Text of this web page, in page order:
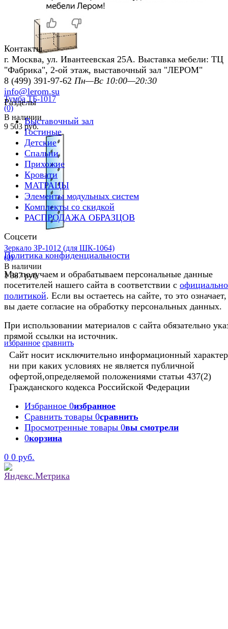
избранное сравнить
избранное сравнить
Тумба ТБ-1017
(0)
В наличии
9 503 руб.
избранное сравнить
Зеркало ЗР-1012 (для ШК-1064)
(0)
В наличии
1 387 руб.
Контакты
г. Москва, ул. Ивантеевская 25А. Выставка мебели: ТЦ
"Фабрика", 2-ой этаж, выставочный зал "ЛЕРОМ"
8 (499) 391-97-62 Пн—Вс 10:00—20:30
info@lerom.su
Разделы
Выставочный зал
Гостиные
Детские
Спальни
Прихожие
Кровати
МАТРАЦЫ
Элементы модульных систем
Комплекты со скидкой
РАСПРОДАЖА ОБРАЗЦОВ
Соцсети
Политика конфиденциальности
Мы получаем и обрабатываем персональные данные
посетителей нашего сайта в соответствии с
политикой. Если вы остаетесь на сайте, то это
вы даете согласие на обработку персональных данных.
При использовании материалов с сайта обязательно
прямой ссылки на источник.
Сайт носит исключительно информационный
ни при каких условиях не является публичной
офертой,определяемой положениями статьи 437(2)
Гражданского кодекса Российской Федерации
Избранное 0избранное
Сравнить товары 0сравнить
Просмотренные товары 0вы смотрели
0корзина
0 0 руб.